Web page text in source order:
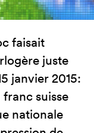
faisait
juste
janvier 2015:
suisse
nationale